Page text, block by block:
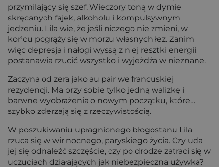
przymilający się szef. Wieczory toną w dymie
skręcanych fajek, alkoholu i kompulsywnym
jedzeniu. Lila wie, że jeśli niczego nie zmieni, w
końcu pogrąży się w morzu własnych łez. Zanim
więc depresja i nałogi wyssą z niej resztki energii,
postanawia rzucić wszystko i wyjeżdża w nieznane.
Zaczyna od zera jako au pair we francuskiej
rezydencji. Ma przy sobie tylko jedną walizkę i
barwne wyobrażenia o nowym początku, które…
szybko zderzają się z rzeczywistością.
W poszukiwaniu upragnionego błogostanu Lila
rzuca się w wir nocnego, paryskiego życia. Czy uda
jej się odnaleźć szczęście, czy po drodze zatraci się w
uczuciach działających jak niebezpieczna używka?